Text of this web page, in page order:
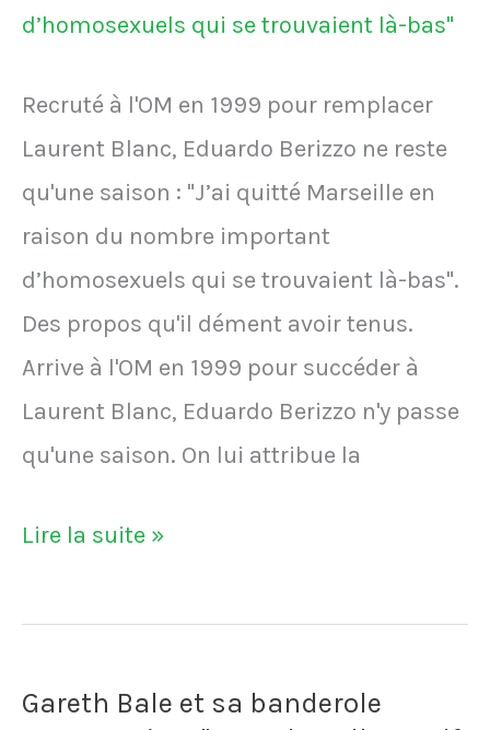
LOSC
2011
Recruté à l'OM en 1999 pour remplacer
Laurent Blanc, Eduardo Berizzo ne reste
qu'une saison : "J’ai quitté Marseille en
raison du nombre important
d’homosexuels qui se trouvaient là-bas".
Des propos qu'il dément avoir tenus.
Arrive à l'OM en 1999 pour succéder à
Laurent Blanc, Eduardo Berizzo n'y passe
qu'une saison. On lui attribue la
Eduardo
:
quitté
Lire la suite »
Gareth Bale et sa banderole